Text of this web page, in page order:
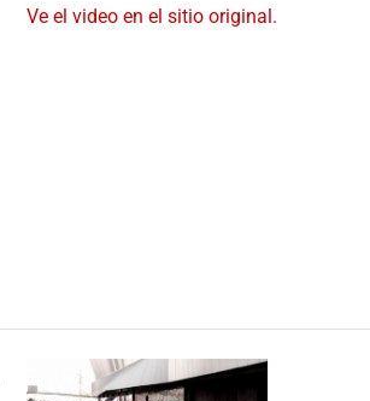
Ve el video en el sitio original.